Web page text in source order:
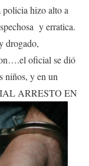
policia hizo alto a
y erratica.
drogado,
oficial se dió
niños, y en un
ARRESTO EN